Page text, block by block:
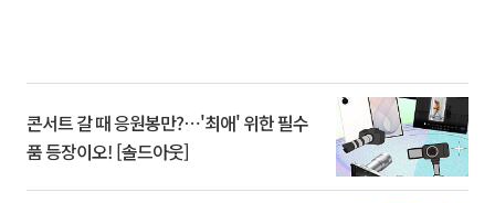
콘서트 갈 때 응원봉만?⋯'최애' 위한 필수
품 등장이오! [솔드아웃]